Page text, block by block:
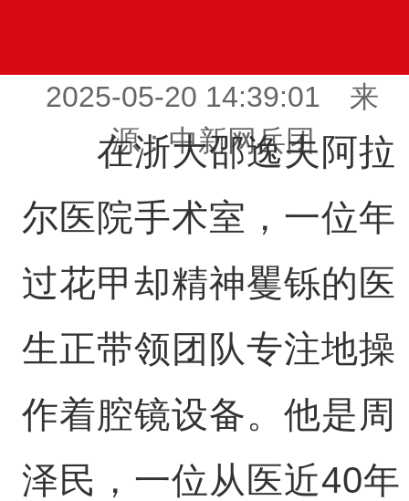
2025-05-20 14:39:01 来
源：中新网兵团
在浙大邵逸夫阿拉
尔医院手术室，一位年
过花甲却精神矍铄的医
生正带领团队专注地操
作着腔镜设备。他是周
泽民，一位从医近40年